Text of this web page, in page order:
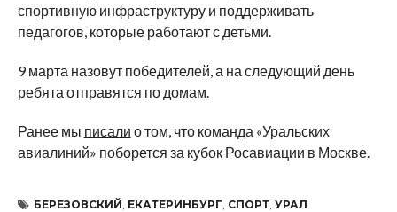
спортивную инфраструктуру и поддерживать
педагогов, которые работают с детьми.
9 марта назовут победителей, а на следующий день
ребята отправятся по домам.
Ранее мы писали о том, что команда «Уральских
авиалиний» поборется за кубок Росавиации в Москве.
БЕРЕЗОВСКИЙ ЕКАТЕРИНБУРГ СПОРТ, УРАЛ